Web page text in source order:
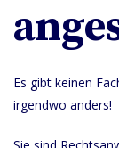
Es gibt keinen
irgendwo anders!